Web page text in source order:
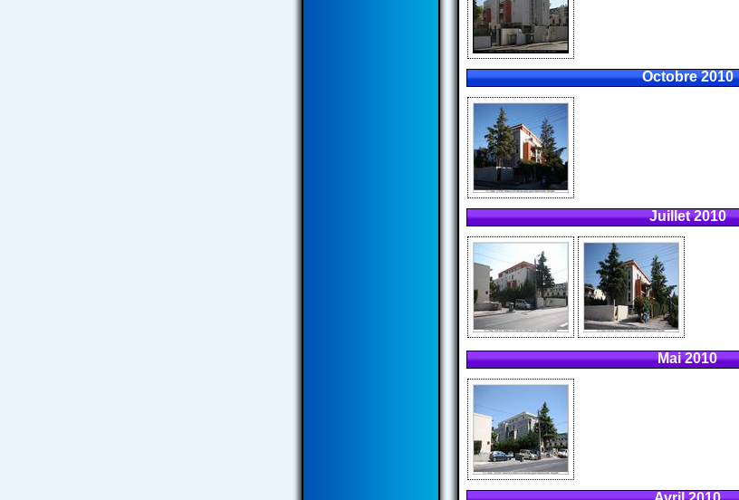
Octobre 2010
Juillet 2010
Mai 2010